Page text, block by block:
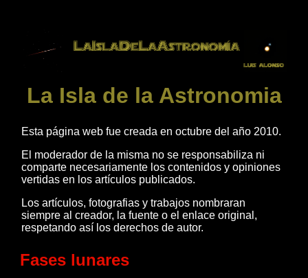
La Isla de la Astronomia
Esta página web fue creada en octubre del año 2010.
El moderador de la misma no se responsabiliza ni
comparte necesariamente los contenidos y opiniones
vertidas en los artículos publicados.
Los artículos, fotografias y trabajos nombraran
siempre al creador, la fuente o el enlace original,
respetando así los derechos de autor.
Fases lunares